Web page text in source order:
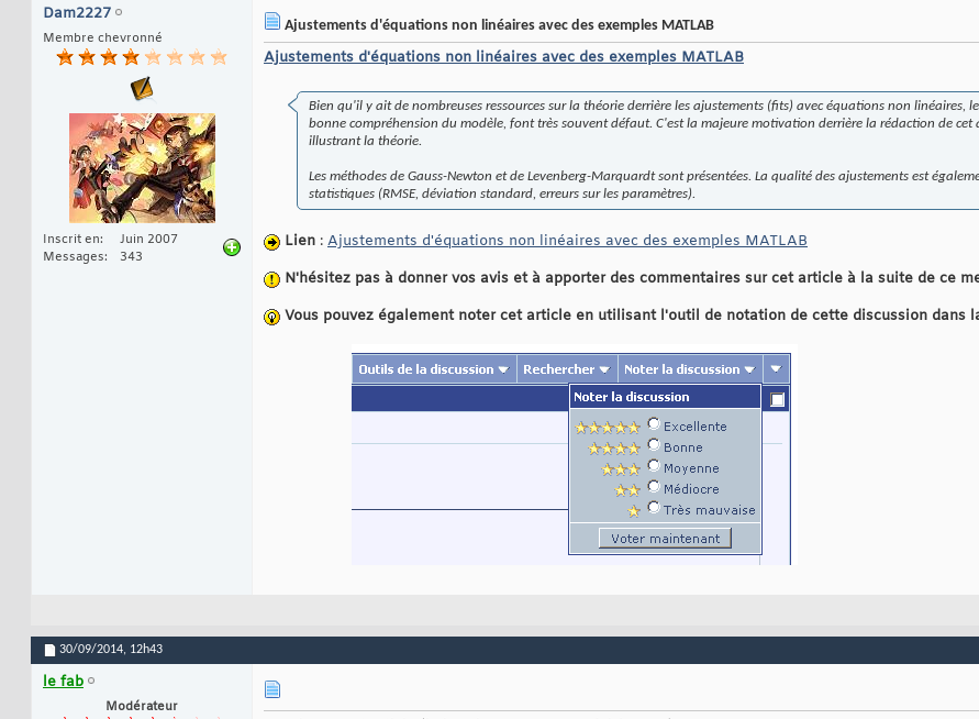
Dam2227
Membre chevronné
Inscrit en
Juin 2007
Messages
343
Ajustements d'équations non linéaires avec des exemples MATLAB
Ajustements d'équations non linéaires avec des exemples MATLAB
Bien qu'il y ait de nombreuses ressources sur la théorie derrière les ajustements (fits) avec équations non linéaires,
bonne compréhension du modèle, font très souvent défaut. C'est la majeure motivation derrière la rédaction de cet
illustrant la théorie.
Les méthodes de Gauss-Newton et de Levenberg-Marquardt sont présentées. La qualité des ajustements est
statistiques (RMSE, déviation standard, erreurs sur les paramètres).
Lien : Ajustements d'équations non linéaires avec des exemples MATLAB
N'hésitez pas à donner vos avis et à apporter des commentaires sur cet article à la suite de ce
Vous pouvez également noter cet article en utilisant l'outil de notation de cette discussion dans
30/09/2014, 12h43
le fab
Modérateur